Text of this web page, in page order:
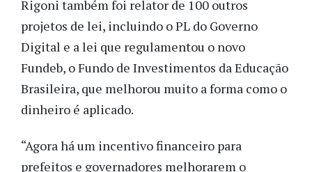
Rigoni também foi relator de 100 outros
projetos de lei, incluindo o PL do Governo
Digital e a lei que regulamentou o novo
Fundeb, o Fundo de Investimentos da Educação
Brasileira, que melhorou muito a forma como o
dinheiro é aplicado.
“Agora há um incentivo financeiro para
prefeitos e governadores melhorarem o